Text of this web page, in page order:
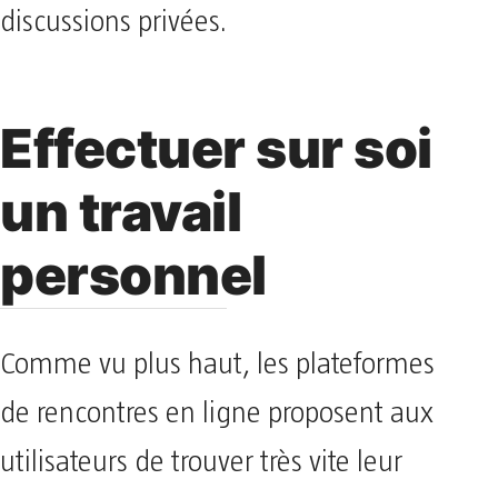
discussions privées.
Effectuer sur soi
un travail
personnel
Comme vu plus haut, les plateformes
de rencontres en ligne proposent aux
utilisateurs de trouver très vite leur